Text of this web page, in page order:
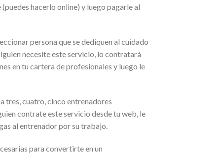
hacerlo online) y luego pagarle al
persona que se dediquen al cuidado
necesite este servicio, lo contratará
en tu cartera de profesionales y luego le
tres, cuatro, cinco entrenadores
contrate este servicio desde tu web, le
al entrenador por su trabajo.
para convertirte en un